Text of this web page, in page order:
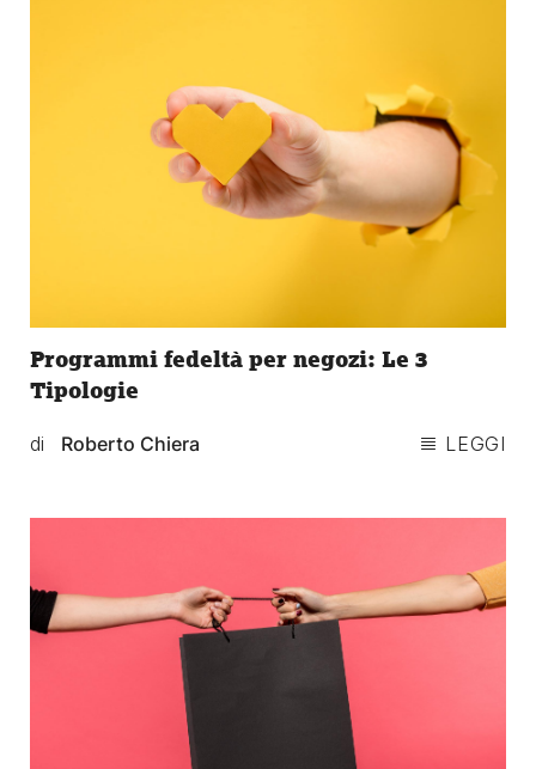
Programmi fedeltà per negozi: Le 3
Tipologie
di Roberto Chiera LEGGI